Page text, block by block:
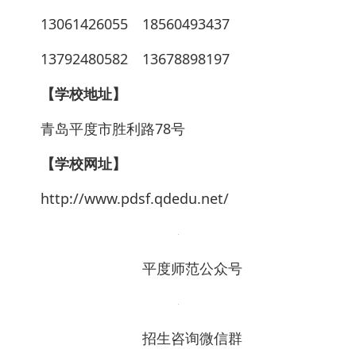
13061426055 18560493437
13792480582 13678898197
【学校地址】
青岛平度市胜利路78号
【学校网址】
http://www.pdsf.qdedu.net/
平度师范公众号
招生咨询微信群